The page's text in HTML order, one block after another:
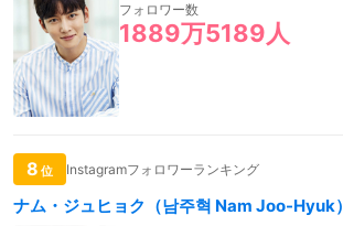
フォロワー数
1889万5189人
8 位 Instagramフォロワーランキング
ナム・ジュヒョク（남주혁 Nam Joo-Hyuk）